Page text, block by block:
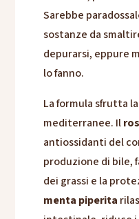
Sarebbe
sostanze da
depurarsi, eppure
lo fanno.
La formula sfrutta
mediterranee. Il
antiossidanti del
produzione di bile,
dei grassi e la
menta piperita